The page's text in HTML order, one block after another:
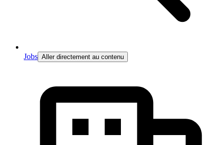
Jobs Aller directement au contenu